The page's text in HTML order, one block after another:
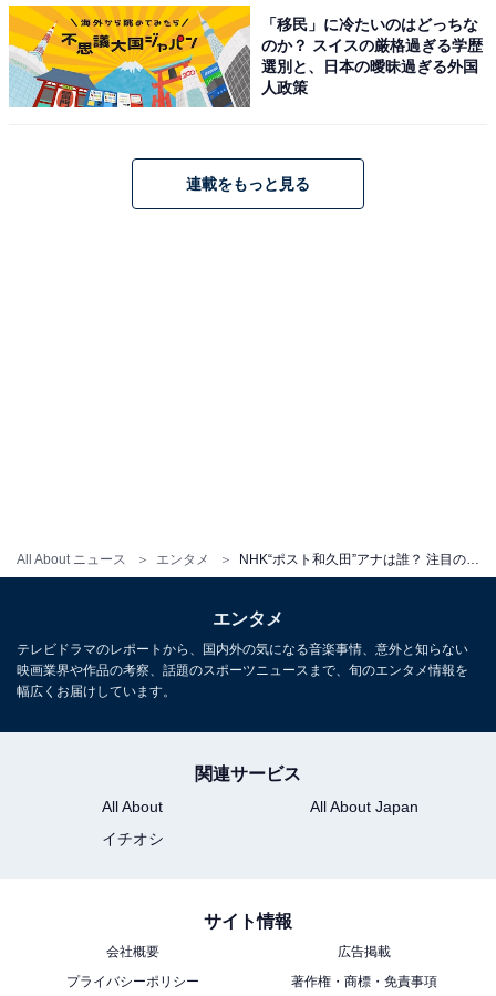
All About ニュース エンタメ
音楽の知識が豊富なだけに、今後『NHK紅白歌合戦』の
司会も期待されているアナウンサーの1人です。
NHKの「好きな女性アナウンサー」ランキン
グ！ 3位「桑子真帆」アナ、2位「鈴木奈穂子」
アナ、1位は？
1 2
「移民」に冷たいのはどっちな
のか？ スイスの厳格過ぎる学歴
選別と、日本の曖昧過ぎる外国
人政策
連載をもっと見る
エンタメ
テレビドラマのレポートから、国内外の気になる音楽事情、意外と知らない
映画業界や作品の考察、話題のスポーツニュースまで、旬のエンタメ情報を
幅広くお届けしています。
関連サービス
All About
All About Japan
イチオシ
サイト情報
会社概要
広告掲載
プライバシーポリシー
著作権・商標・免責事項